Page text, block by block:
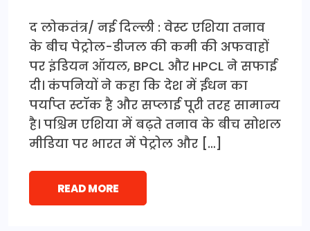
द लोकतंत्र/ नई दिल्ली : वेस्ट एशिया तनाव
के बीच पेट्रोल-डीजल की कमी की अफवाहों
पर इंडियन ऑयल, BPCL और HPCL ने सफाई
दी। कंपनियों ने कहा कि देश में ईंधन का
पर्याप्त स्टॉक है और सप्लाई पूरी तरह सामान्य
है। पश्चिम एशिया में बढ़ते तनाव के बीच सोशल
मीडिया पर भारत में पेट्रोल और […]
READ MORE